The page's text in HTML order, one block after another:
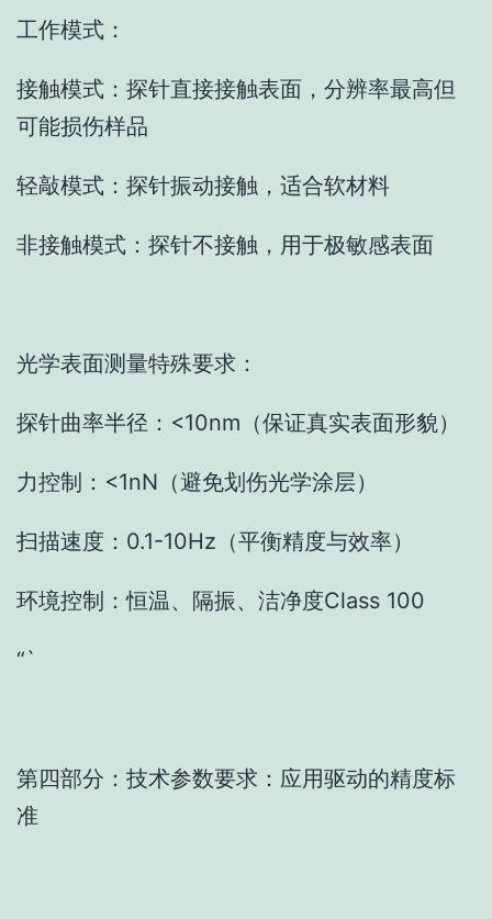
工作模式：
接触模式：探针直接接触表面，分辨率最高但
可能损伤样品
轻敲模式：探针振动接触，适合软材料
非接触模式：探针不接触，用于极敏感表面
光学表面测量特殊要求：
探针曲率半径：<10nm（保证真实表面形貌）
力控制：<1nN（避免划伤光学涂层）
扫描速度：0.1-10Hz（平衡精度与效率）
环境控制：恒温、隔振、洁净度Class 100
“`
第四部分：技术参数要求：应用驱动的精度标
准